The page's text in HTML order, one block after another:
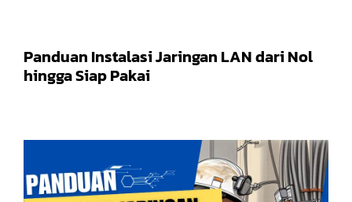
Panduan Instalasi Jaringan LAN dari Nol
hingga Siap Pakai